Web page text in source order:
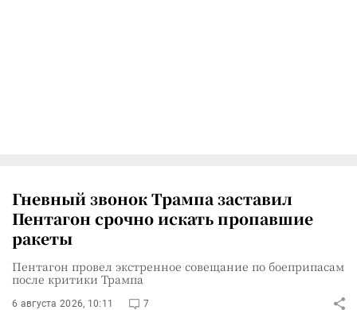
Гневный звонок Трампа заставил
Пентагон срочно искать пропавшие
ракеты
Пентагон провел экстренное совещание по боеприпасам
после критики Трампа
6 августа 2026, 10:11 7